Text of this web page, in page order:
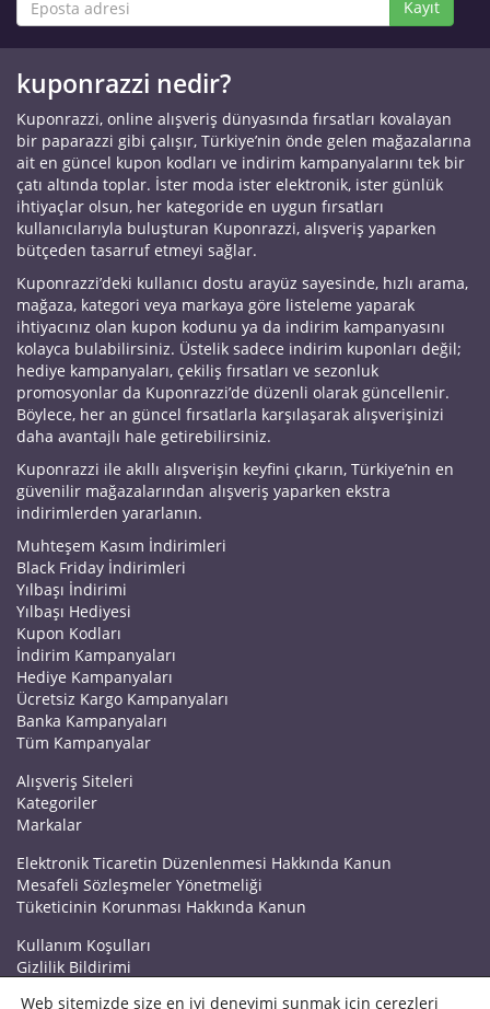
Kayıt
kuponrazzi nedir?
Kuponrazzi, online alışveriş dünyasında fırsatları kovalayan
bir paparazzi gibi çalışır, Türkiye’nin önde gelen mağazalarına
ait en güncel kupon kodları ve indirim kampanyalarını tek bir
çatı altında toplar. İster moda ister elektronik, ister günlük
ihtiyaçlar olsun, her kategoride en uygun fırsatları
kullanıcılarıyla buluşturan Kuponrazzi, alışveriş yaparken
bütçeden tasarruf etmeyi sağlar.
Kuponrazzi’deki kullanıcı dostu arayüz sayesinde, hızlı arama,
mağaza, kategori veya markaya göre listeleme yaparak
ihtiyacınız olan kupon kodunu ya da indirim kampanyasını
kolayca bulabilirsiniz. Üstelik sadece indirim kuponları değil;
hediye kampanyaları, çekiliş fırsatları ve sezonluk
promosyonlar da Kuponrazzi’de düzenli olarak güncellenir.
Böylece, her an güncel fırsatlarla karşılaşarak alışverişinizi
daha avantajlı hale getirebilirsiniz.
Kuponrazzi ile akıllı alışverişin keyfini çıkarın, Türkiye’nin en
güvenilir mağazalarından alışveriş yaparken ekstra
indirimlerden yararlanın.
Muhteşem Kasım İndirimleri
Black Friday İndirimleri
Yılbaşı İndirimi
Yılbaşı Hediyesi
Kupon Kodları
İndirim Kampanyaları
Hediye Kampanyaları
Ücretsiz Kargo Kampanyaları
Banka Kampanyaları
Tüm Kampanyalar
Alışveriş Siteleri
Kategoriler
Markalar
Elektronik Ticaretin Düzenlenmesi Hakkında Kanun
Mesafeli Sözleşmeler Yönetmeliği
Tüketicinin Korunması Hakkında Kanun
Kullanım Koşulları
Gizlilik Bildirimi
Web sitemizde size en iyi deneyimi sunmak için çerezleri